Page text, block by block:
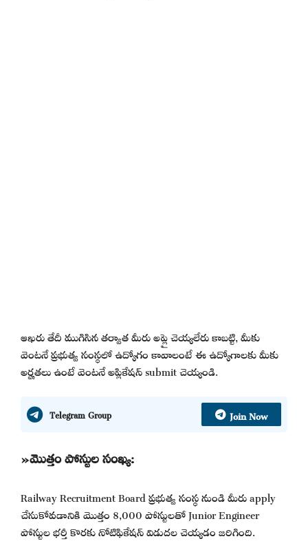
ఆఖరు తేదీ ముగిసిన తర్వాత మీరు అప్లై చెయ్యలేరు కాబట్టి, మీకు
వెంటనే ప్రభుత్వ సంస్థలో ఉద్యోగం కావాలంటే ఈ ఉద్యోగాలకు మీకు
అర్హతలు ఉంటే వెంటనే అప్లికేషన్ submit చెయ్యండి.
Telegram Group Join Now
»మొత్తం పోస్టుల సంఖ్య:
Railway Recruitment Board ప్రభుత్వ సంస్థ నుండి మీరు apply
చేసుకోవడానికి మొత్తం 8,000 పోస్టులతో Junior Engineer
పోస్టుల భర్తీ కొరకు నోటిఫికేషన్ విడుదల చెయ్యడం జరిగింది.